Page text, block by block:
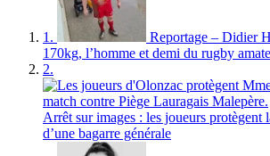
1.
Reportage – Didier
170kg, l’homme et demi du rugby
2.
Arrêt sur images : les joueurs protègent
d’une bagarre générale